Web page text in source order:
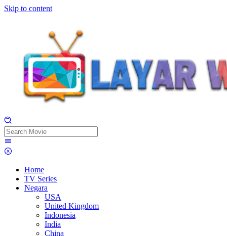
Skip to content
Home
TV Series
Negara
USA
United Kingdom
Indonesia
India
China